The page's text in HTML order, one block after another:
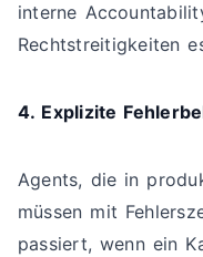
interne
Rechtstreitigkeiten
4. Explizite
Agents, die in
müssen mit
passiert, wenn ein